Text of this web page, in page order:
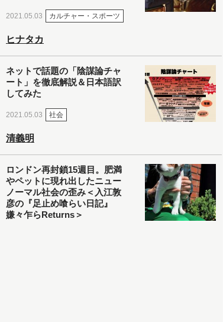
2021.05.03 カルチャー・スポーツ
ヒナタカ
ネットで話題の「陰謀論チャ
ート」を徹底解説＆日本語訳
してみた
2021.05.03 社会
清義明
ロンドン再封鎖15週目。肥満
やペットに現れ出したニュー
ノーマル社会の歪み＜入江敦
彦の『足止め喰らい日記』
嫌々乍らReturns＞